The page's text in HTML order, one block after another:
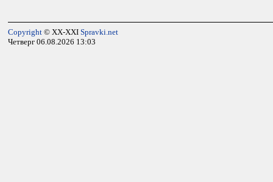
Copyright © XX-XXI Spravki.net
Четверг 06.08.2026 13:03